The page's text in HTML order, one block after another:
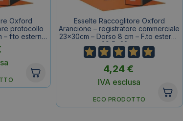
Oxford
protocollo
– f.to esterno
Esselte Raccoglitore Oxford
Arancione – registratore commerciale
23x30cm – Dorso 8 cm – F.to esterno
29,5x32cm
4,24€
IVA esclusa
ECO PRODOTTO